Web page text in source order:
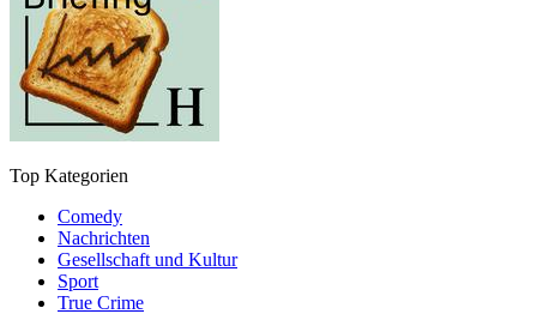
Top Kategorien
Comedy
Nachrichten
Gesellschaft und Kultur
Sport
True Crime